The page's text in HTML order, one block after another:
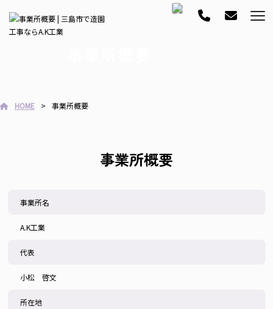
HOME 事業所概要
事業所概要
事業所名
A.K工業
代表
小松 啓文
所在地